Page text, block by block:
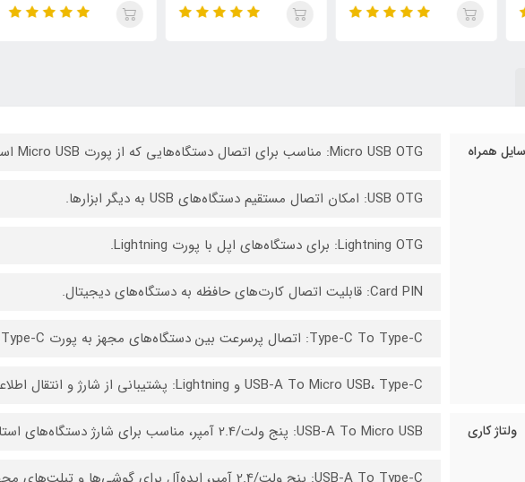
همراه Micro USB OTG: مناسب برای اتصال دستگاه‌هایی که از پورت Micro USB استفاده می‌کنند.
USB OTG: امکان اتصال مستقیم دستگاه‌های USB به دیگر ابزارها.
Lightning OTG: برای دستگاه‌های اپل با پورت Lightning.
Card PIN: قابلیت اتصال کارت‌های حافظه به دستگاه‌های دیجیتال.
Type-C To Type-C: اتصال پرسرعت بین دستگاه‌های مجهز به پورت Type-C.
USB-A To Micro USB، Type-C و Lightning: پشتیبانی از شارژ و انتقال اطلاعات در دستگاه‌های مختلف.
ولتاژ کاری USB-A To Micro USB: پنج ولت/2.4 آمپر، مناسب برای شارژ دستگاه‌های استاندارد.